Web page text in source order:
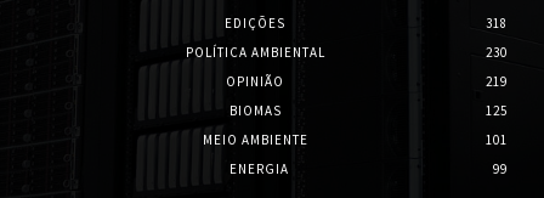
EDIÇÕES
318
POLÍTICA AMBIENTAL
230
OPINIÃO
219
BIOMAS
125
MEIO AMBIENTE
101
ENERGIA
99